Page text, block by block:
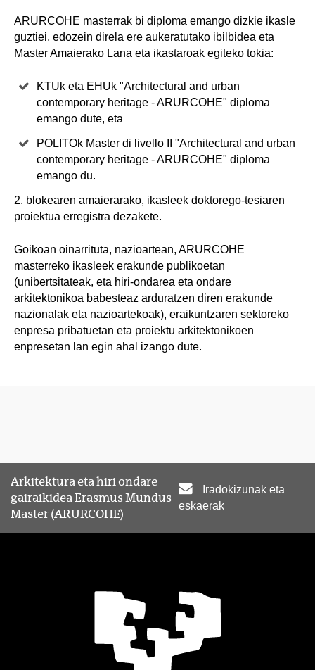
ARURCOHE masterrak bi diploma emango dizkie ikasle
guztiei, edozein direla ere aukeratutako ibilbidea eta
Master Amaierako Lana eta ikastaroak egiteko tokia:
KTUk eta EHUk "Architectural and urban
contemporary heritage - ARURCOHE" diploma
emango dute, eta
POLITOk Master di livello II "Architectural and urban
contemporary heritage - ARURCOHE" diploma
emango du.
2. blokearen amaierarako, ikasleek doktorego-tesiaren
proiektua erregistra dezakete.
Goikoan oinarrituta, nazioartean, ARURCOHE
masterreko ikasleek erakunde publikoetan
(unibertsitateak, eta hiri-ondarea eta ondare
arkitektonikoa babesteaz arduratzen diren erakunde
nazionalak eta nazioartekoak), eraikuntzaren sektoreko
enpresa pribatuetan eta proiektu arkitektonikoen
enpresetan lan egin ahal izango dute.
Arkitektura eta hiri ondare
gairaikidea Erasmus Mundus
Master (ARURCOHE)
Iradokizunak eta
eskaerak